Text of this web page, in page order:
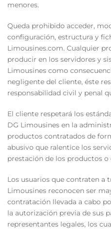
menores.
Queda prohibido acceder,
configuración, estructura y
Limousines.com. Cualquier
producir en los servidores y
Limousines como
negligente del cliente, éste
responsabilidad civil y penal
El cliente respetará los
DG Limousines en la
productos contratados de
abusivo que ralentice los
prestación de los productos
Los usuarios que contraten a
Limousines reconocen ser
contratación llevada a cabo
la autorización previa de sus
representantes legales, los